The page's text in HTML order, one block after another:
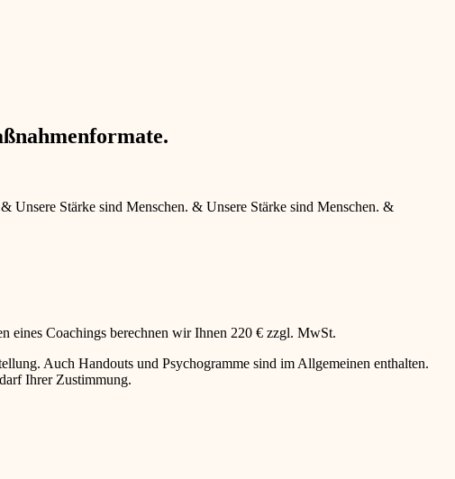
& Unsere Stärke sind Menschen. & Unsere Stärke sind Menschen. &
eines Coachings berechnen wir Ihnen 220 € zzgl. MwSt.
Auch Handouts und Psychogramme sind im Allgemeinen enthalten.
Ihrer Zustimmung.